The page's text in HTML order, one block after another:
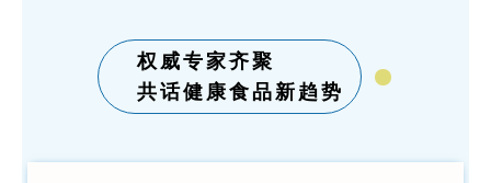
权威专家齐聚
共话健康食品新趋势